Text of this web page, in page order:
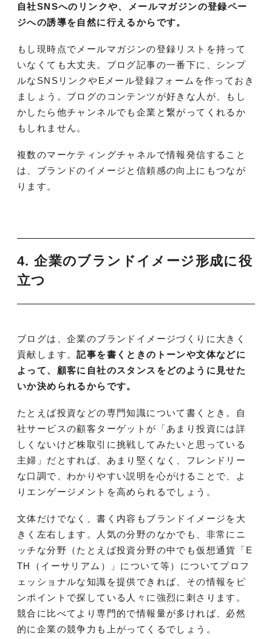
自社SNSへのリンクや、メールマガジンの登録ペー
ジへの誘導を自然に行えるからです。
もし現時点でメールマガジンの登録リストを持って
いなくても大丈夫。ブログ記事の一番下に、シンプ
ルなSNSリンクやEメール登録フォームを作っておき
ましょう。ブログのコンテンツが好きな人が、もし
かしたら他チャンネルでも企業と繋がってくれるか
もしれません。
複数のマーケティングチャネルで情報発信すること
は、ブランドのイメージと信頼感の向上にもつなが
ります。
4. 企業のブランドイメージ形成に役
立つ
ブログは、企業のブランドイメージづくりに大きく
貢献します。記事を書くときのトーンや文体などに
よって、顧客に自社のスタンスをどのように見せた
いか決められるからです。
たとえば投資などの専門知識について書くとき。自
社サービスの顧客ターゲットが「あまり投資には詳
しくないけど株取引に挑戦してみたいと思っている
主婦」だとすれば、あまり堅くなく、フレンドリー
な口調で、わかりやすい説明を心がけることで、よ
りエンゲージメントを高められるでしょう。
文体だけでなく、書く内容もブランドイメージを大
きく左右します。人気の分野のなかでも、非常にニ
ッチな分野（たとえば投資分野の中でも仮想通貨「E
TH（イーサリアム）」について等）についてプロフ
ェッショナルな知識を提供できれば、その情報をピ
ンポイントで探している人々に強烈に刺さります。
競合に比べてより専門的で情報量が多ければ、必然
的に企業の競争力も上がってくるでしょう。